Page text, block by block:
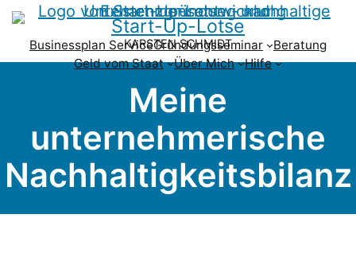
Start-Up-Lotse
KARSTEN SCHMIDT
Businessplan ServiceGründungsseminar
Beratung
Geld vom Staat
Über Mich Hilfe
Meine
unternehmerische
Nachhaltigkeits­bilanz